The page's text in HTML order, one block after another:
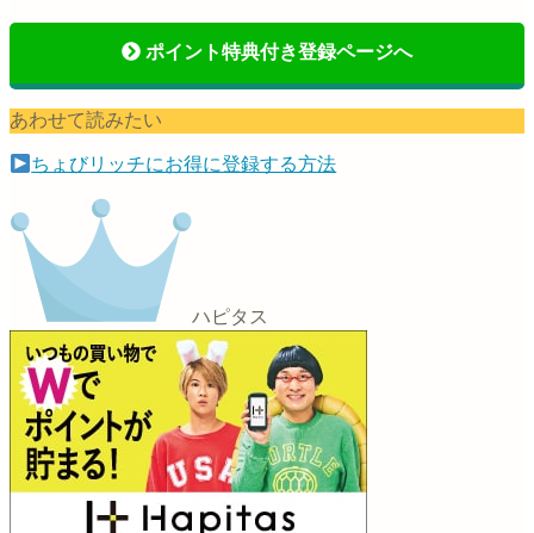
ポイント特典付き登録ページへ
あわせて読みたい
ちょびリッチにお得に登録する方法
ハピタス